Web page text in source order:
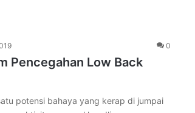
0
Pencegahan Low Back
potensi bahaya yang kerap di jumpai